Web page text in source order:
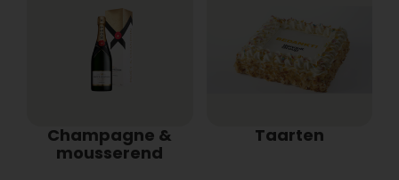
Champagne &
mousserend
Taarten